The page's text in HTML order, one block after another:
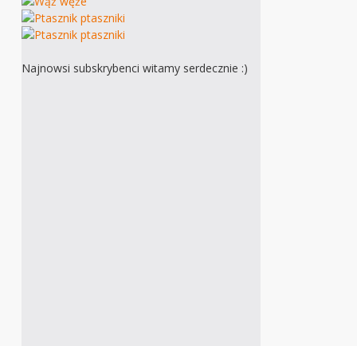
Najnowsi subskrybenci witamy serdecznie :)